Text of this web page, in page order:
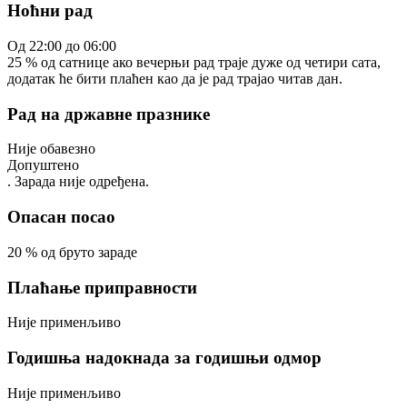
Ноћни рад
Од 22:00 до 06:00
25 % од сатнице ако вечерњи рад траје дуже од четири сата,
додатак ће бити плаћен као да је рад трајао читав дан.
Рад на државне празнике
Није обавезно
Допуштено
. Зарада није одређена.
Опасан посао
20 % од бруто зараде
Плаћање приправности
Није применљиво
Годишња надокнада за годишњи одмор
Није применљиво